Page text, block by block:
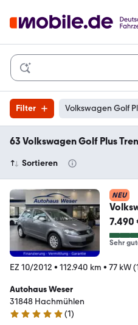
Filter Volkswagen Golf
63 Volkswagen Golf Plus
Sortieren
NEU
7.490
Sehr
EZ 10/2012 • 112.940 km • 77 kW
Autohaus Weser
31848 Hachmühlen
5 Sterne
(1)